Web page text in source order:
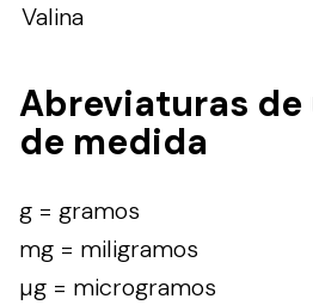
Valina
Abreviaturas
de medida
g = gramos
mg = miligramos
µg = microgramos